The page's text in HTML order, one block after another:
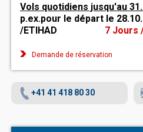
Cinq
Vols quotidiens jusqu'au
p.ex.pour le départ le 28.10.
/ETIHAD
7 Jours
Demande de réservation
+41 41 418 80 30